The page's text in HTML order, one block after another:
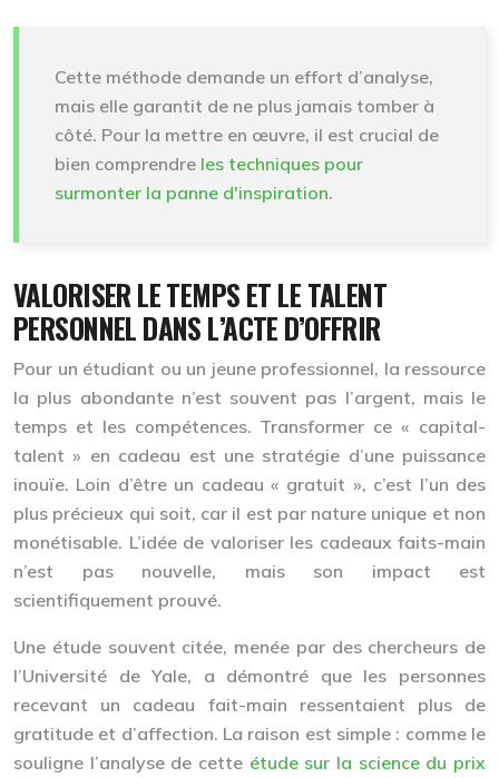
Cette méthode demande un effort d’analyse,
mais elle garantit de ne plus jamais tomber à
côté. Pour la mettre en œuvre, il est crucial de
bien comprendre les techniques pour
surmonter la panne d'inspiration.
VALORISER LE TEMPS ET LE TALENT
PERSONNEL DANS L’ACTE D’OFFRIR
Pour un étudiant ou un jeune professionnel, la ressource
la plus abondante n’est souvent pas l’argent, mais le
temps et les compétences. Transformer ce« capital-
talent » en cadeau est une stratégie d’une puissance
inouïe. Loin d’être un cadeau « gratuit », c’est l’un des
plus précieux qui soit, car il est par nature unique et non
monétisable. L’idée de valoriser les cadeaux faits-main
n’est pas nouvelle, mais son impact est
scientifiquement prouvé.
Une étude souvent citée, menée par des chercheurs de
l’Université de Yale, a démontré que les personnes
recevant un cadeau fait-main ressentaient plus de
gratitude et d’affection. La raison est simple : comme le
souligne l’analyse de cette étude sur la science du prix